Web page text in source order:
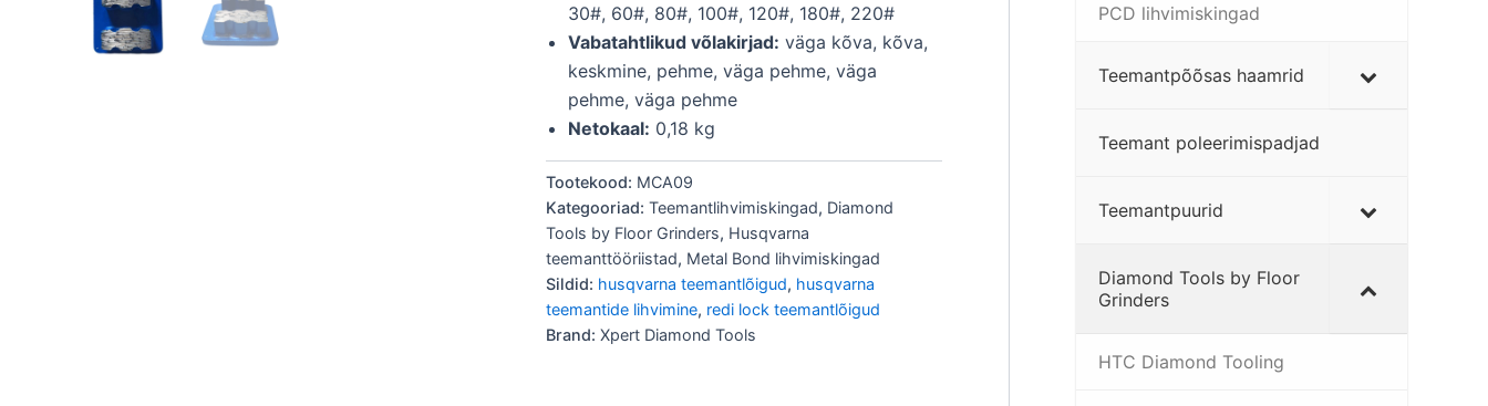
30#, 60#, 80#, 100#, 120#, 180#, 220#
Vabatahtlikud võlakirjad: väga kõva, kõva,
keskmine, pehme, väga pehme, väga
pehme, väga pehme
Netokaal: 0,18 kg
Tootekood: MCA09
Kategooriad: Teemantlihvimiskingad, Diamond
Tools by Floor Grinders, Husqvarna
teemanttööriistad, Metal Bond lihvimiskingad
Sildid: husqvarna teemantlõigud, husqvarna
teemantide lihvimine, redi lock teemantlõigud
Brand: Xpert Diamond Tools
PCD lihvimiskingad
Teemantpõõsas haamrid
Teemant poleerimispadjad
Teemantpuurid
Diamond Tools by Floor
Grinders
HTC Diamond Tooling